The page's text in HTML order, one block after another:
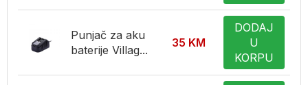
Punjač za aku
baterije Villag...
35 KM
DODAJ
U
KORPU